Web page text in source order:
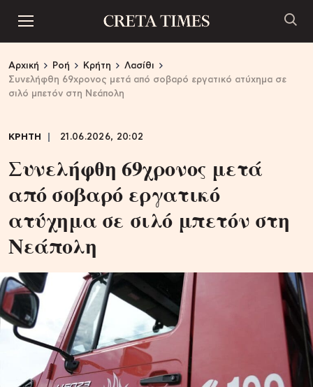
Αρχική Ροή Κρήτη
Λασίθι
Συνελήφθη 69χρονος μετά από σοβαρό εργατικό ατύχημα σε
σιλό μπετόν στη Νεάπολη
ΚΡΗΤΗ 21.06.2026, 20:02
Συνελήφθη 69χρονος μετά
από σοβαρό εργατικό
ατύχημα σε σιλό μπετόν στη
Νεάπολη